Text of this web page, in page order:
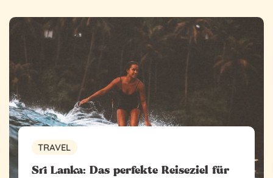
TRAVEL
‍Sri Lanka: Das perfekte Reiseziel für